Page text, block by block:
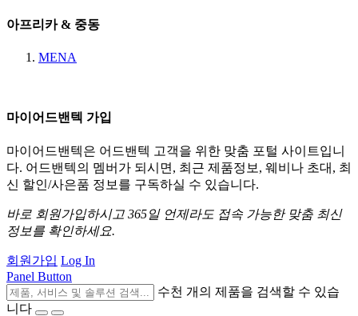
아프리카 & 중동
MENA
마이어드밴텍 가입
마이어드밴텍은 어드밴텍 고객을 위한 맞춤 포털 사이트입니
다. 어드밴텍의 멤버가 되시면, 최근 제품정보, 웨비나 초대, 최
신 할인/사은품 정보를 구독하실 수 있습니다.
바로 회원가입하시고 365일 언제라도 접속 가능한 맞춤 최신
정보를 확인하세요.
회원가입 Log In
Panel Button
수천 개의 제품을 검색할 수 있습
니다